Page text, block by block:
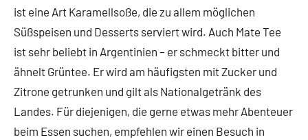
ist eine Art Karamellsoße, die zu allem möglichen
Süßspeisen und Desserts serviert wird. Auch Mate Tee
ist sehr beliebt in Argentinien – er schmeckt bitter und
ähnelt Grüntee. Er wird am häufigsten mit Zucker und
Zitrone getrunken und gilt als Nationalgetränk des
Landes. Für diejenigen, die gerne etwas mehr Abenteuer
beim Essen suchen, empfehlen wir einen Besuch in